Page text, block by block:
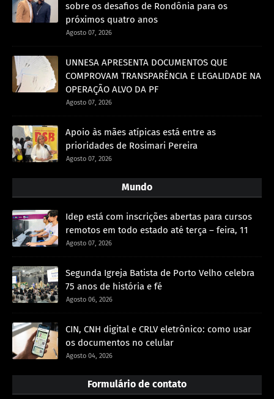
sobre os desafios de Rondônia para os
próximos quatro anos
Agosto 07, 2026
UNNESA APRESENTA DOCUMENTOS QUE
COMPROVAM TRANSPARÊNCIA E LEGALIDADE NA
OPERAÇÃO ALVO DA PF
Agosto 07, 2026
Apoio às mães atípicas está entre as
prioridades de Rosimari Pereira
Agosto 07, 2026
Mundo
Idep está com inscrições abertas para cursos
remotos em todo estado até terça – feira, 11
Agosto 07, 2026
Segunda Igreja Batista de Porto Velho celebra
75 anos de história e fé
Agosto 06, 2026
CIN, CNH digital e CRLV eletrônico: como usar
os documentos no celular
Agosto 04, 2026
Formulário de contato